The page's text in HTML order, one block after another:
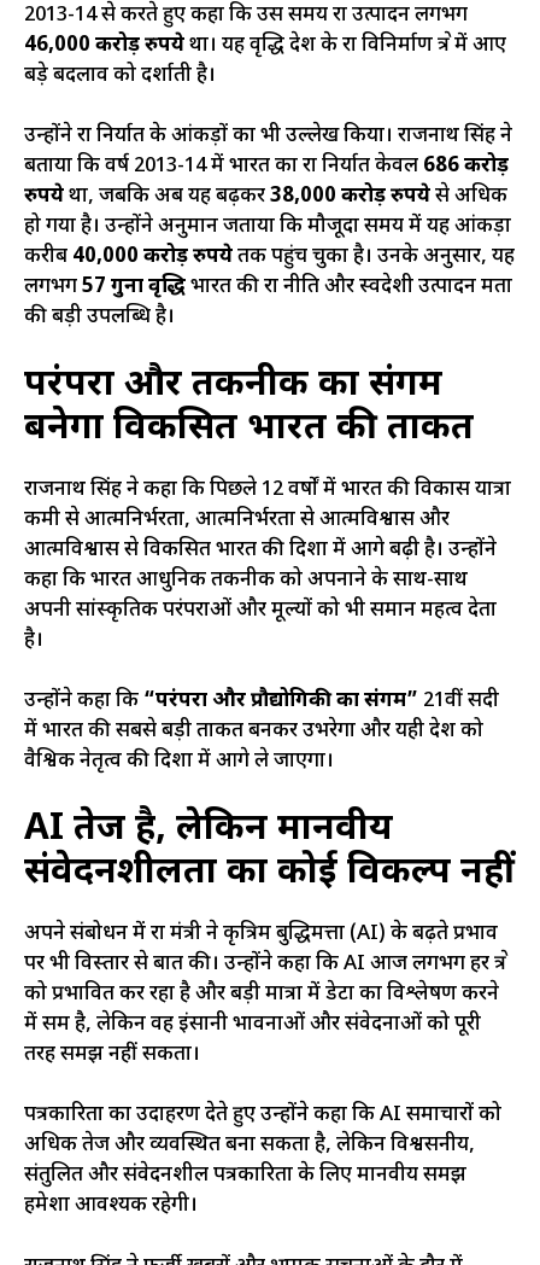
2013-14 से करते हुए कहा कि उस समय रक्षा उत्पादन लगभग
46,000 करोड़ रुपयेथा। यह वृद्धि देश के रक्षा विनिर्माण क्षेत्र में आए
बड़े बदलाव को दर्शाती है।
उन्होंने रक्षा निर्यात के आंकड़ों का भी उल्लेख किया। राजनाथ सिंह ने
बताया कि वर्ष 2013-14 में भारत का रक्षा निर्यात केवल 686 करोड़
रुपयेथा, जबकि अब यह बढ़कर38,000 करोड़ रुपयेसे अधिक
हो गया है। उन्होंने अनुमान जताया कि मौजूदा समय में यह आंकड़ा
करीब 40,000 करोड़ रुपयेतक पहुंच चुका है। उनके अनुसार, यह
लगभग57 गुना वृद्धिभारत की रक्षा नीति और स्वदेशी उत्पादन क्षमता
की बड़ी उपलब्धि है।
परंपरा और तकनीक का संगम
बनेगा विकसित भारत की ताकत
राजनाथ सिंह ने कहा कि पिछले 12 वर्षों में भारत की विकास यात्रा
कमी से आत्मनिर्भरता, आत्मनिर्भरता से आत्मविश्वास और
आत्मविश्वास से विकसित भारत की दिशा में आगे बढ़ी है। उन्होंने
कहा कि भारत आधुनिक तकनीक को अपनाने के साथ-साथ
अपनी सांस्कृतिक परंपराओं और मूल्यों को भी समान महत्व देता
है।
उन्होंने कहा कि “परंपरा और प्रौद्योगिकी का संगम” 21वीं सदी
में भारत की सबसे बड़ी ताकत बनकर उभरेगा और यही देश को
वैश्विक नेतृत्व की दिशा में आगे ले जाएगा।
AI तेज है, लेकिन मानवीय
संवेदनशीलता का कोई विकल्प नहीं
अपने संबोधन में रक्षा मंत्री ने कृत्रिम बुद्धिमत्ता (AI) के बढ़ते प्रभाव
पर भी विस्तार से बात की। उन्होंने कहा कि AI आज लगभग हर क्षेत्र
को प्रभावित कर रहा है और बड़ी मात्रा में डेटा का विश्लेषण करने
में सक्षम है, लेकिन वह इंसानी भावनाओं और संवेदनाओं को पूरी
तरह समझ नहीं सकता।
पत्रकारिता का उदाहरण देते हुए उन्होंने कहा कि AI समाचारों को
अधिक तेज और व्यवस्थित बना सकता है, लेकिन विश्वसनीय,
संतुलित और संवेदनशील पत्रकारिता के लिए मानवीय समझ
हमेशा आवश्यक रहेगी।